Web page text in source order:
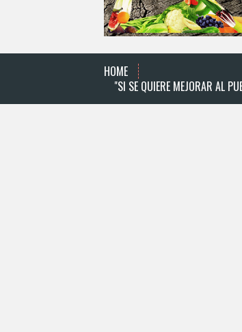
HOME
"SI SE QUIERE MEJORAR AL